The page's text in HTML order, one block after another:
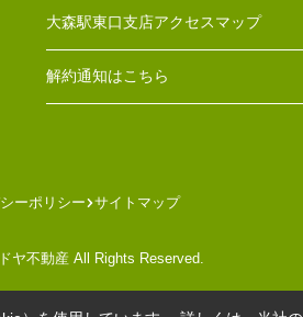
大森駅東口支店アクセスマップ
解約通知はこちら
ーポリシー サイトマップ
ヤ不動産 All Rights Reserved.